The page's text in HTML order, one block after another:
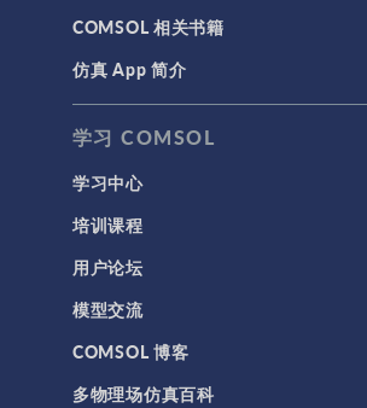
COMSOL 相关书籍
仿真 App 简介
学习 COMSOL
学习中心
培训课程
用户论坛
模型交流
COMSOL 博客
多物理场仿真百科